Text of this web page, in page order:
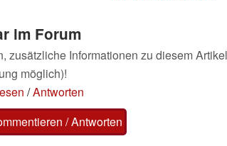
im Forum
zusätzliche Informationen zu diesem
möglich)!
/Antworten
/ Antworten